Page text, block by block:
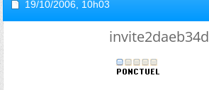
19/10/2006, 10h03
invite2daeb34d